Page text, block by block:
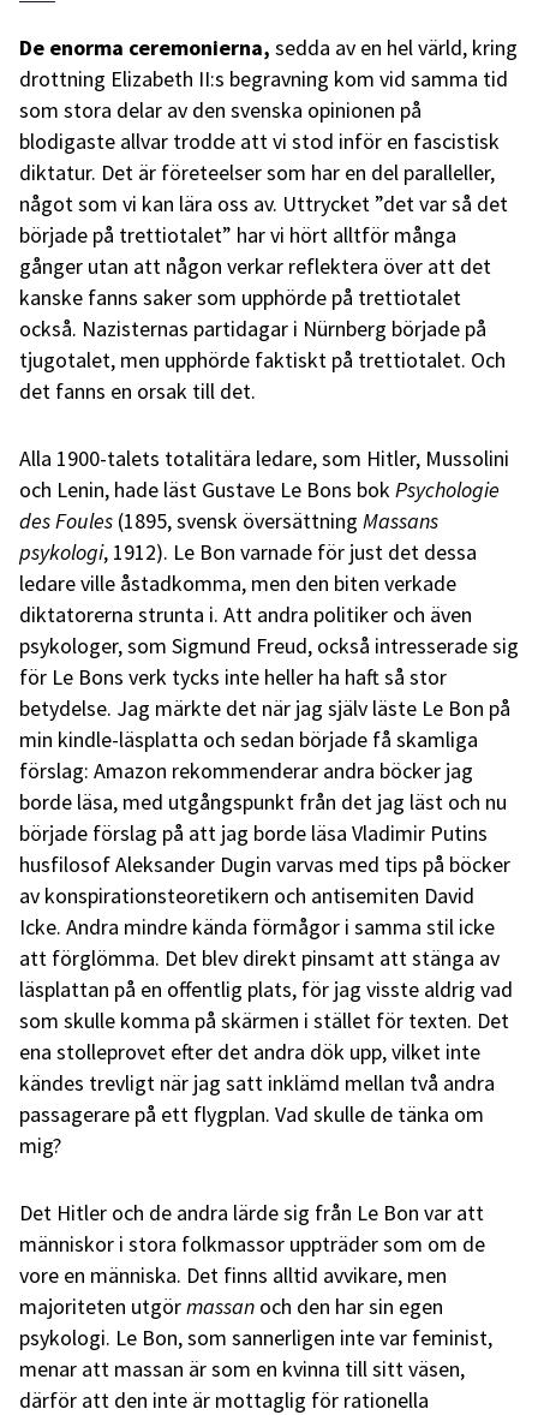
De enorma ceremonierna, sedda av en hel värld, kring
drottning Elizabeth II:s begravning kom vid samma tid
som stora delar av den svenska opinionen på
blodigaste allvar trodde att vi stod inför en fascistisk
diktatur. Det är företeelser som har en del paralleller,
något som vi kan lära oss av. Uttrycket ”det var så det
började på trettiotalet” har vi hört alltför många
gånger utan att någon verkar reflektera över att det
kanske fanns saker som upphörde på trettiotalet
också. Nazisternas partidagar i Nürnberg började på
tjugotalet, men upphörde faktiskt på trettiotalet. Och
det fanns en orsak till det.
Alla 1900-talets totalitära ledare, som Hitler, Mussolini
och Lenin, hade läst Gustave Le Bons bokPsychologie
des Foules (1895, svensk översättning Massans
psykologi, 1912). Le Bon varnade för just det dessa
ledare ville åstadkomma, men den biten verkade
diktatorerna strunta i. Att andra politiker och även
psykologer, som Sigmund Freud, också intresserade sig
för Le Bons verk tycks inte heller ha haft så stor
betydelse. Jag märkte det när jag själv läste Le Bon på
min kindle-läsplatta och sedan började få skamliga
förslag: Amazon rekommenderar andra böcker jag
borde läsa, med utgångspunkt från det jag läst och nu
började förslag på att jag borde läsa Vladimir Putins
husfilosof Aleksander Dugin varvas med tips på böcker
av konspirationsteoretikern och antisemiten David
Icke. Andra mindre kända förmågor i samma stil icke
att förglömma. Det blev direkt pinsamt att stänga av
läsplattan på en offentlig plats, för jag visste aldrig vad
som skulle komma på skärmen i stället för texten. Det
ena stolleprovet efter det andra dök upp, vilket inte
kändes trevligt när jag satt inklämd mellan två andra
passagerare på ett flygplan. Vad skulle de tänka om
mig?
Det Hitler och de andra lärde sig från Le Bon var att
människor i stora folkmassor uppträder som om de
vore en människa. Det finns alltid avvikare, men
majoriteten utgörmassan och den har sin egen
psykologi. Le Bon, som sannerligen inte var feminist,
menar att massan är som en kvinna till sitt väsen,
därför att den inte är mottaglig för rationella